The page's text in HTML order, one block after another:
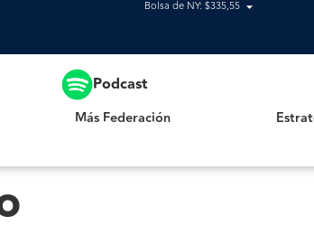
Bolsa de NY: $335,55
Podcast
Más Federación